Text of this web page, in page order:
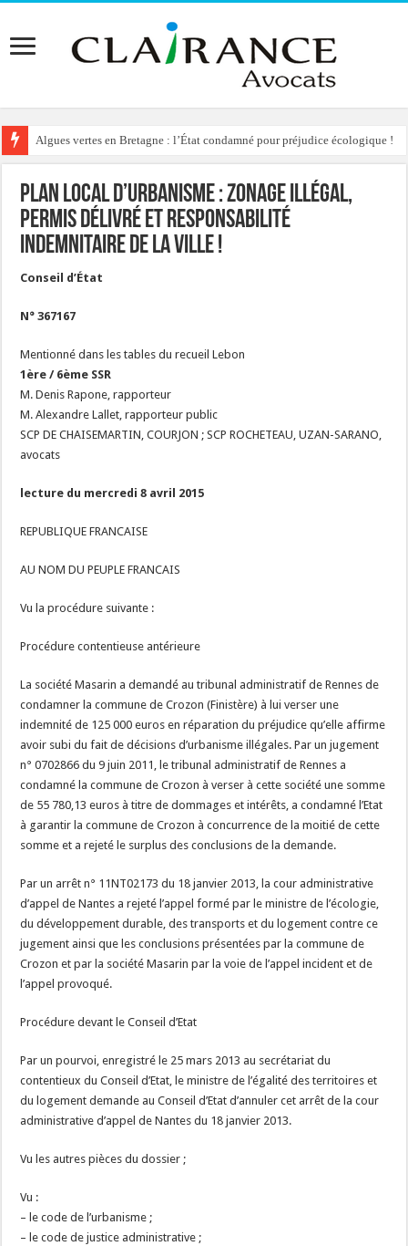
Algues vertes en Bretagne : l’État condamné pour préjudice écologique !
Reconstruction de chalets d’alpage : le préfet condamné à délivrer
Plan Local d’Urbanisme : zonage illégal,
permis délivré et responsabilité
indemnitaire de la ville !
Conseil d’État
N° 367167
Mentionné dans les tables du recueil Lebon
1ère / 6ème SSR
M. Denis Rapone, rapporteur
M. Alexandre Lallet, rapporteur public
SCP DE CHAISEMARTIN, COURJON ; SCP ROCHETEAU, UZAN-SARANO,
avocats
lecture du mercredi 8 avril 2015
REPUBLIQUE FRANCAISE
AU NOM DU PEUPLE FRANCAIS
Vu la procédure suivante :
Procédure contentieuse antérieure
La société Masarin a demandé au tribunal administratif de Rennes de
condamner la commune de Crozon (Finistère) à lui verser une
indemnité de 125 000 euros en réparation du préjudice qu’elle affirme
avoir subi du fait de décisions d’urbanisme illégales. Par un jugement
n° 0702866 du 9 juin 2011, le tribunal administratif de Rennes a
condamné la commune de Crozon à verser à cette société une somme
de 55 780,13 euros à titre de dommages et intérêts, a condamné l’Etat
à garantir la commune de Crozon à concurrence de la moitié de cette
somme et a rejeté le surplus des conclusions de la demande.
Par un arrêt n° 11NT02173 du 18 janvier 2013, la cour administrative
d’appel de Nantes a rejeté l’appel formé par le ministre de l’écologie,
du développement durable, des transports et du logement contre ce
jugement ainsi que les conclusions présentées par la commune de
Crozon et par la société Masarin par la voie de l’appel incident et de
l’appel provoqué.
Procédure devant le Conseil d’Etat
Par un pourvoi, enregistré le 25 mars 2013 au secrétariat du
contentieux du Conseil d’Etat, le ministre de l’égalité des territoires et
du logement demande au Conseil d’Etat d’annuler cet arrêt de la cour
administrative d’appel de Nantes du 18 janvier 2013.
Vu les autres pièces du dossier ;
Vu :
– le code de l’urbanisme ;
– le code de justice administrative ;